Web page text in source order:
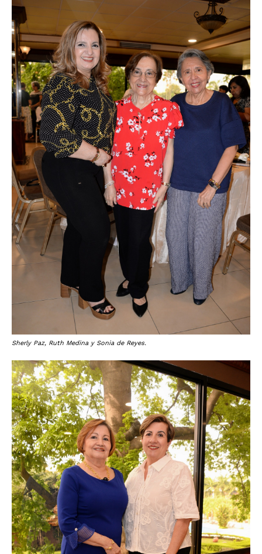
Sherly Paz, Ruth Medina y Sonia de Reyes.